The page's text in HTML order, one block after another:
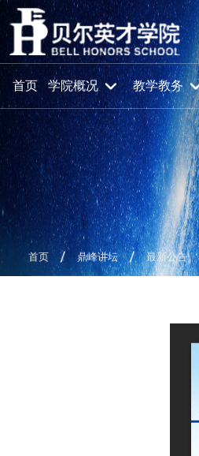
首页 学院概况 教学教务
首页 鼎峰讲坛 最新公告